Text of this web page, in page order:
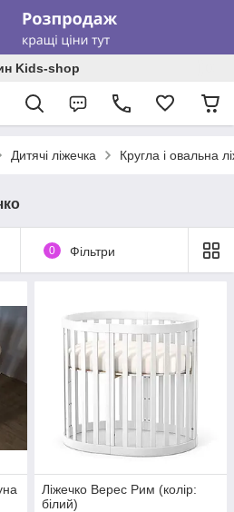
Kids-shop
Дитячі ліжечка Кругла і овальна
0 Фільтри
Ліжечко Верес Рим (колір:
білий)